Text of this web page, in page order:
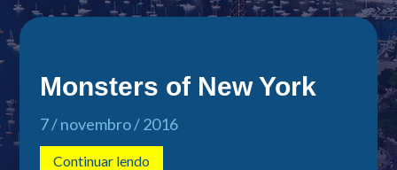
Monsters of New York
7 / novembro / 2016
Continuar lendo